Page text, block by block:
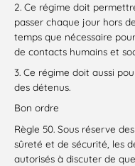
2. Ce régime doit
passer chaque jour hors
temps que nécessaire
de contacts humains et
3. Ce régime doit aussi
des détenus.
Bon ordre
Règle 50. Sous réserve
sûreté et de sécurité, les
autorisés à discuter de